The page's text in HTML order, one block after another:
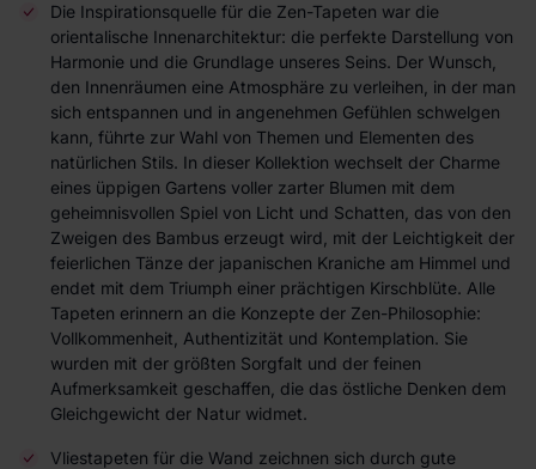
Die Inspirationsquelle für die Zen-Tapeten war die
orientalische Innenarchitektur: die perfekte Darstellung von
Harmonie und die Grundlage unseres Seins. Der Wunsch,
den Innenräumen eine Atmosphäre zu verleihen, in der man
sich entspannen und in angenehmen Gefühlen schwelgen
kann, führte zur Wahl von Themen und Elementen des
natürlichen Stils. In dieser Kollektion wechselt der Charme
eines üppigen Gartens voller zarter Blumen mit dem
geheimnisvollen Spiel von Licht und Schatten, das von den
Zweigen des Bambus erzeugt wird, mit der Leichtigkeit der
feierlichen Tänze der japanischen Kraniche am Himmel und
endet mit dem Triumph einer prächtigen Kirschblüte. Alle
Tapeten erinnern an die Konzepte der Zen-Philosophie:
Vollkommenheit, Authentizität und Kontemplation. Sie
wurden mit der größten Sorgfalt und der feinen
Aufmerksamkeit geschaffen, die das östliche Denken dem
Gleichgewicht der Natur widmet.
Vliestapeten für die Wand zeichnen sich durch gute